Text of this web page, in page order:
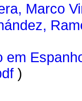
Marco
em
)